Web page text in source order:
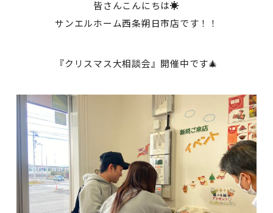
皆さんこんにちは☀
サンエルホーム西条朔日市店です！！
『クリスマス大相談会』開催中です🎄